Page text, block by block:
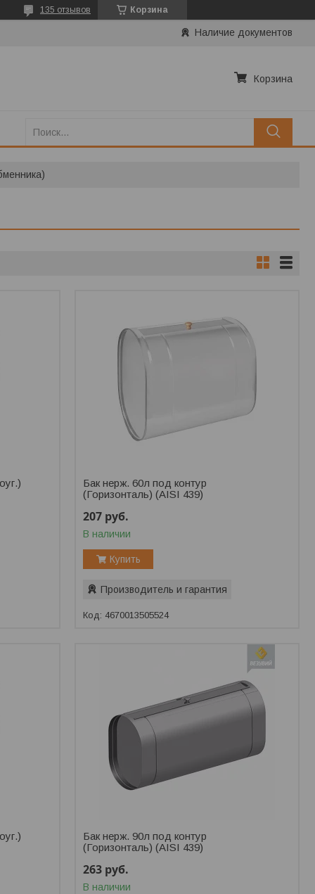
Корзина
135 отзывов
Наличие документов
Корзина
Бак нерж. 60л под контур
(Горизонталь) (AISI 439)
207 руб.
В наличии
Купить
Производитель и гарантия
4670013505524
Бак нерж. 90л под контур
(Горизонталь) (AISI 439)
263 руб.
В наличии